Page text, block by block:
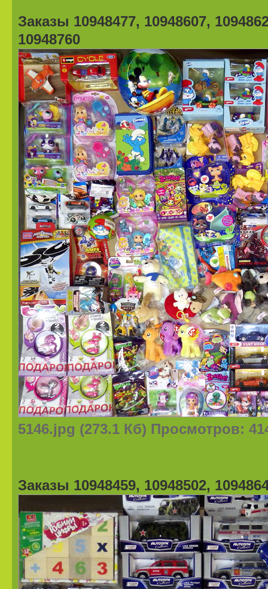
Заказы 10948477, 10948607,
10948760
5146.jpg (273.1 Кб) Просмотров:
Заказы 10948459, 10948502,